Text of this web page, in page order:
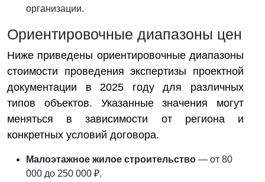
организации.
Ориентировочные диапазоны цен
Ниже приведены ориентировочные диапазоны
стоимости проведения экспертизы проектной
документации в 2025 году для различных
типов объектов. Указанные значения могут
меняться в зависимости от региона и
конкретных условий договора.
Малоэтажное жилое строительство — от 80
000 до 250 000 ₽.